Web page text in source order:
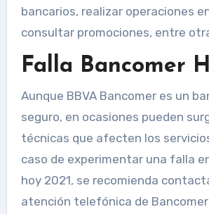
bancarios, realizar operaciones
consultar promociones, entre
Falla Bancomer
Aunque BBVA Bancomer es un
seguro, en ocasiones pueden
técnicas que afecten los
caso de experimentar una falla
hoy 2021, se recomienda
atención telefónica de